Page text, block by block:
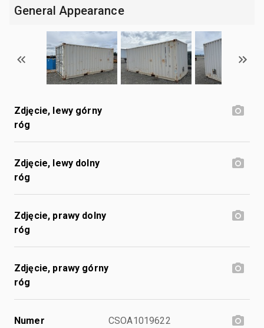
General Appearance
Zdjęcie, lewy górny
róg
Zdjęcie, lewy dolny
róg
Zdjęcie, prawy dolny
róg
Zdjęcie, prawy górny
róg
Numer
CSOA1019622